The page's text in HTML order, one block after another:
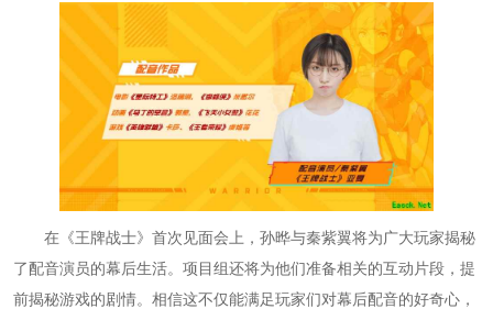
在《王牌战士》首次见面会上，孙晔与秦紫翼将为广大玩家揭秘
了配音演员的幕后生活。项目组还将为他们准备相关的互动片段，提
前揭秘游戏的剧情。相信这不仅能满足玩家们对幕后配音的好奇心，